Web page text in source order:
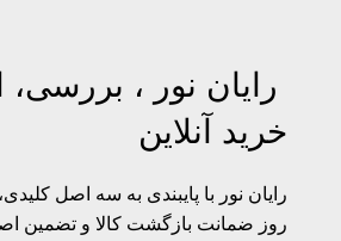
رایان نور ، بررسی،
خرید آنلاین
روز ضمانت بازگشت کالا و تضمین